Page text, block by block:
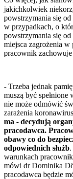
jakichkolwiek
powstrzymania się
w przypadkach, o
powstrzymania się
miejsca zagrożenia
pracownik
- Trzeba jednak
muszą być
nie może odmówić
zarażenia
ma - decydują
pracodawca.
obawy co do
odpowiednich służb
warunkach
mówi dr Dominika
pracodawca będzie